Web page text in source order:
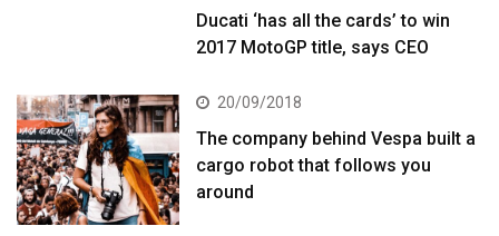
Ducati ‘has all the cards’ to win
2017 MotoGP title, says CEO
20/09/2018
The company behind Vespa built a
cargo robot that follows you
around